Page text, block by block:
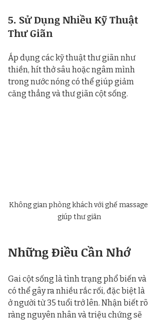
5. Sử Dụng Nhiều Kỹ Thuật
Thư Giãn
Áp dụng các kỹ thuật thư giãn như
thiền, hít thở sâu hoặc ngâm mình
trong nước nóng có thể giúp giảm
căng thẳng và thư giãn cột sống.
Không gian phòng khách với ghế massage
giúp thư giãn
Những Điều Cần Nhớ
Gai cột sống là tình trạng phổ biến và
có thể gây ra nhiều rắc rối, đặc biệt là
ở người từ 35 tuổi trở lên. Nhận biết rõ
ràng nguyên nhân và triệu chứng sẽ